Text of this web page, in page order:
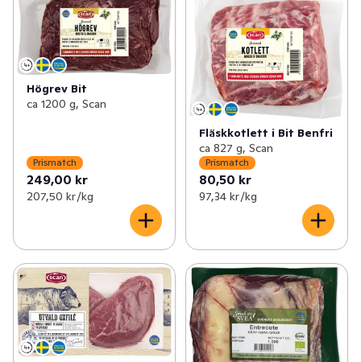
Högrev Bit
ca 1200 g, Scan
Prismatch
249,00 kr
207,50 kr /kg
Fläskkotlett i Bit Benfri
ca 827 g, Scan
Prismatch
80,50 kr
97,34 kr /kg